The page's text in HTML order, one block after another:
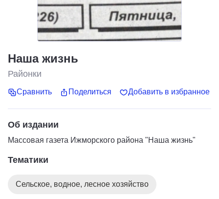
Наша жизнь
Районки
Сравнить Поделиться Добавить в избранное
Об издании
Массовая газета Ижморского района "Наша жизнь"
Тематики
Сельское, водное, лесное хозяйство